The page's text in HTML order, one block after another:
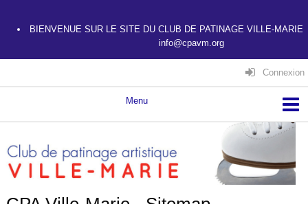
BIENVENUE SUR LE SITE DU CLUB DE PATINAGE VILLE-MARIE
info@cpavm.org
Connexion